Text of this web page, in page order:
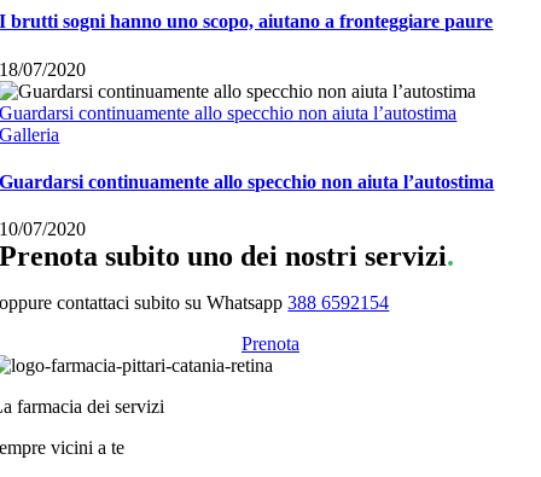
I brutti sogni hanno uno scopo, aiutano a fronteggiare paure
18/07/2020
Guardarsi continuamente allo specchio non aiuta l’autostima
Galleria
Guardarsi continuamente allo specchio non aiuta l’autostima
10/07/2020
Prenota subito uno dei nostri servizi.
oppure contattaci subito su Whatsapp388 6592154
Prenota
farmacia dei servizi
vicini a te